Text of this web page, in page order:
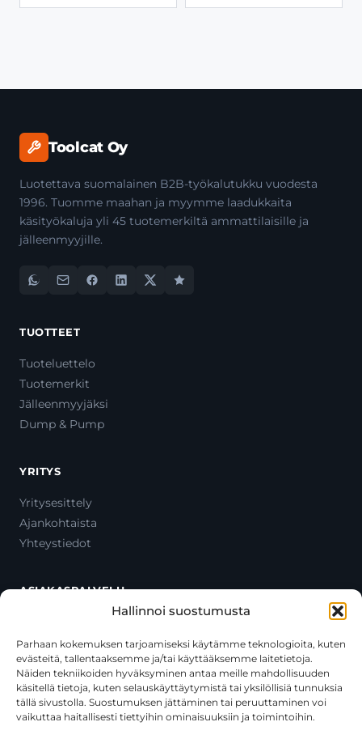
Hallinnoi suostumusta
Parhaan kokemuksen tarjoamiseksi käytämme teknologioita, kuten
evästeitä, tallentaaksemme ja/tai käyttääksemme laitetietoja.
Näiden tekniikoiden hyväksyminen antaa meille mahdollisuuden
käsitellä tietoja, kuten selauskäyttäytymistä tai yksilöllisiä tunnuksia
tällä sivustolla. Suostumuksen jättäminen tai peruuttaminen voi
vaikuttaa haitallisesti tiettyihin ominaisuuksiin ja toimintoihin.
Toolcat Oy
Luotettava suomalainen B2B-työkalutukku vuodesta
1996. Tuomme maahan ja myymme laadukkaita
käsityökaluja yli 45 tuotemerkiltä ammattilaisille ja
jälleenmyyjille.
TUOTTEET
Tuoteluettelo
Tuotemerkit
Jälleenmyyjäksi
Dump & Pump
YRITYS
Yritysesittely
Ajankohtaista
Yhteystiedot
ASIAKASPALVELU
Oma tili
Maksutavat
Toimitustavat
Usein kysytyt kysymykset
+358 44 270 3795